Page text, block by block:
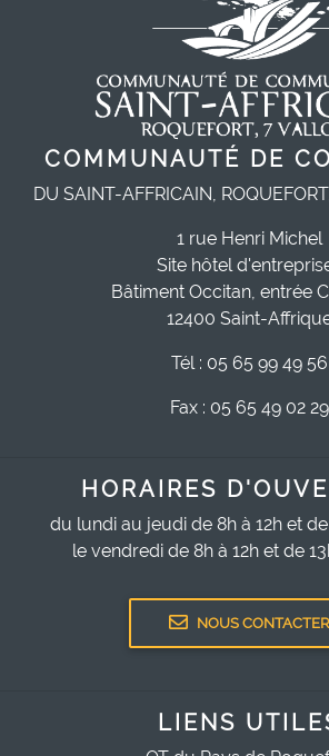
COMMUNAUTÉ DE
DU SAINT-AFFRICAIN,
1 rue Henri Michel
Site hôtel
Bâtiment Occitan, entrée
12400 Saint-
Tél : 05 65 99 49 56
Fax : 05 65 49 02 29
HORAIRES
du lundi au jeudi de 8h à 12h et
le vendredi de 8h à 12h et de
NOUS CONTACTER
LIENS